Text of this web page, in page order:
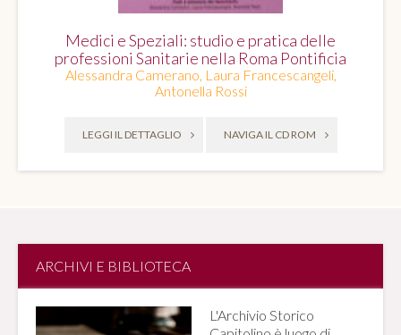
Medici e Speziali: studio e pratica delle
professioni Sanitarie nella Roma Pontificia
Alessandra Camerano, Laura Francescangeli,
Antonella Rossi
LEGGI IL DETTAGLIO NAVIGA IL CD ROM
ARCHIVI E BIBLIOTECA
L'Archivio Storico